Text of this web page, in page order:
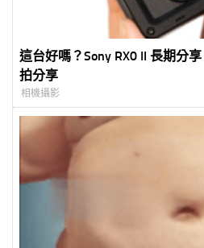
這台好嗎？Sony RX0 II 長期分
拍分享
相機攝影